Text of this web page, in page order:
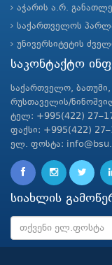
აჭარის ა.რ.
საქართველოს
უნივერსიტეტის
საკონტაქტო
საქართველო, ბათუმი,
რუსთაველის/
ტელ: +995(422)
ფაქსი: +995(422)
ელ. ფოსტა:
სიახლის